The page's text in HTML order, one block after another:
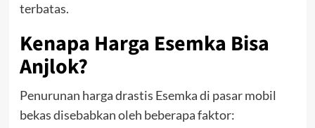
terbatas.
Kenapa Harga Esemka Bisa
Anjlok?
Penurunan harga drastis Esemka di pasar mobil
bekas disebabkan oleh beberapa faktor: